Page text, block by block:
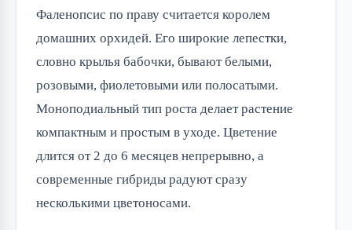
Фаленопсис по праву считается королем
домашних орхидей. Его широкие лепестки,
словно крылья бабочки, бывают белыми,
розовыми, фиолетовыми или полосатыми.
Моноподиальный тип роста делает растение
компактным и простым в уходе. Цветение
длится от 2 до 6 месяцев непрерывно, а
современные гибриды радуют сразу
несколькими цветоносами.